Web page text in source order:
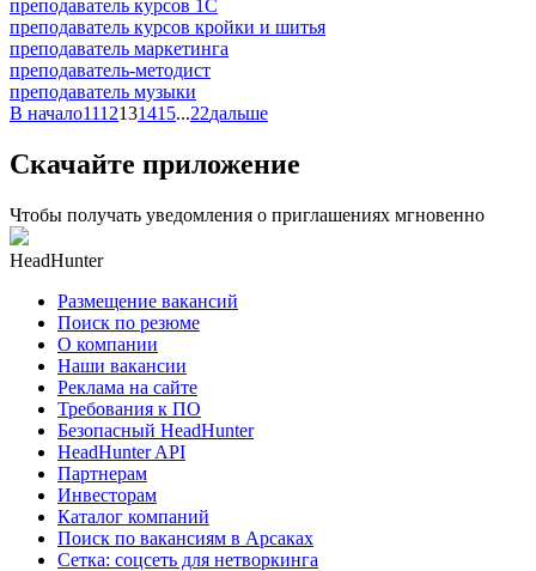
преподаватель курсов 1С
преподаватель курсов кройки и шитья
преподаватель маркетинга
преподаватель-методист
преподаватель музыки
В начало1112131415...22дальше
Скачайте приложение
Чтобы получать уведомления о приглашениях мгновенно
HeadHunter
Размещение вакансий
Поиск по резюме
О компании
Наши вакансии
Реклама на сайте
Требования к ПО
Безопасный HeadHunter
HeadHunter API
Партнерам
Инвесторам
Каталог компаний
Поиск по вакансиям в Арсаках
Сетка: соцсеть для нетворкинга